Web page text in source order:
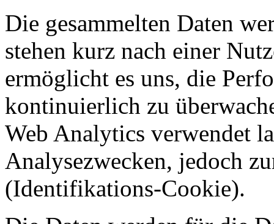
Die gesammelten Daten
stehen kurz nach einer
ermöglicht es uns, die
kontinuierlich zu
Web Analytics verwendet
Analysezwecken, jedoch
(Identifikations-Cookie).